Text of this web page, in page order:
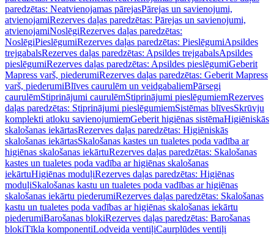
paredzētas: Neatvienojamas pārejasPārejas un savienojumi,
atvienojamiRezerves daļas paredzētas: Pārejas un savienojumi,
atvienojamiNoslēgiRezerves daļas paredzētas:
NoslēgiPieslēgumiRezerves daļas paredzētas: PieslēgumiApsildes
trejgabalsRezerves daļas paredzētas: Apsildes trejgabalsApsildes
pieslēgumiRezerves daļas paredzētas: Apsildes pieslēgumiGeberit
Mapress varš, piederumiRezerves daļas paredzētas: Geberit Mapress
varš, piederumiBlīves caurulēm un veidgabaliemPārsegi
caurulēmStiprinājumi caurulēmStiprinājumi pieslēgumiemRezerves
daļas paredzētas: Stiprinājumi pieslēgumiemSistēmas blīvesSkrūvju
komplekti atloku savienojumiemGeberit higiēnas sistēmaHigiēniskās
skalošanas iekārtasRezerves daļas paredzētas: Higiēniskās
skalošanas iekārtasSkalošanas kastes un tualetes poda vadība ar
higiēnas skalošanas iekārtuRezerves daļas paredzētas: Skalošanas
kastes un tualetes poda vadība ar higiēnas skalošanas
iekārtuHigiēnas moduļiRezerves daļas paredzētas: Higiēnas
moduļiSkalošanas kastu un tualetes poda vadības ar higiēnas
skalošanas iekārtu piederumiRezerves daļas paredzētas: Skalošanas
kastu un tualetes poda vadības ar higiēnas skalošanas iekārtu
piederumiBarošanas blokiRezerves daļas paredzētas: Barošanas
blokiTīkla komponentiLodveida ventiļiCaurplūdes ventiļi